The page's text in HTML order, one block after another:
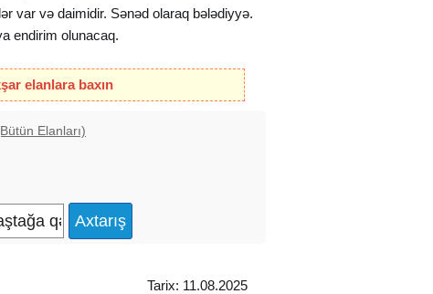
var və daimidir. Sənəd olaraq bələdiyyə.
endirim olunacaq.
elanlara baxın
Elanları)
Tarix: 11.08.2025